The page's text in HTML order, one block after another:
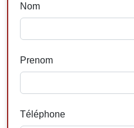
Nom
Prenom
Téléphone